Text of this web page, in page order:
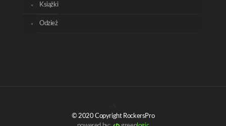
Książki
Odzież
© 2020 Copyright RockersPro